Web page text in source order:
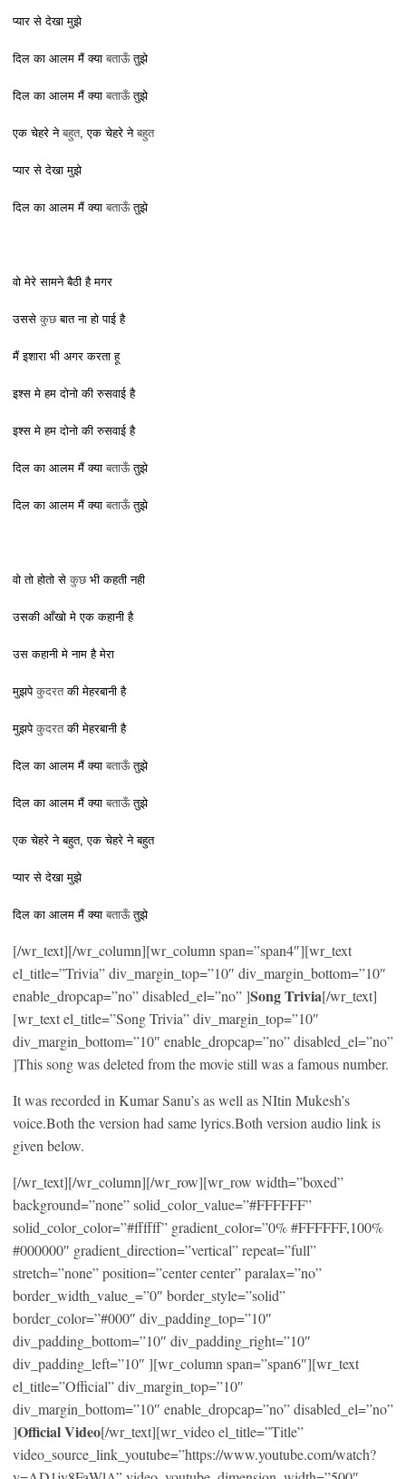
प्यार से देखा मुझे
दिल का आलम मैं क्या बताऊँतुझे
दिल का आलम मैं क्या बताऊँतुझे
एक चेहरे ने बहुत, एक चेहरे ने बहुत
प्यार से देखा मुझे
दिल का आलम मैं क्या बताऊँतुझे
वो मेरे सामने बैठी है मगर
उससे कुछबात ना हो पाई है
मैं इशारा भी अगर करता हू
इश्स मे हम दोनो की रुसवाई है
इश्स मे हम दोनो की रुसवाई है
दिल का आलम मैं क्या बताऊँतुझे
दिल का आलम मैं क्या बताऊँतुझे
वो तो होतो से कुछभी कहती नही
उसकी आँखो मे एक कहानी है
उस कहानी मे नाम है मेरा
मुझपे कुदरतकी मेहरबानी है
मुझपे कुदरतकी मेहरबानी है
दिल का आलम मैं क्या बताऊँतुझे
दिल का आलम मैं क्या बताऊँतुझे
एक चेहरे ने बहुत, एक चेहरे ने बहुत
प्यार से देखा मुझे
दिल का आलम मैं क्या बताऊँतुझे
[/wr_text][/wr_column][wr_column span=”span4″][wr_text
el_title=”Trivia” div_margin_top=”10″ div_margin_bottom=”10″
enable_dropcap=”no” disabled_el=”no” ]Song Trivia[/wr_text]
[wr_text el_title=”Song Trivia” div_margin_top=”10″
div_margin_bottom=”10″ enable_dropcap=”no” disabled_el=”no”
]This song was deleted from the movie still was a famous number.
It was recorded in Kumar Sanu’s as well as NItin Mukesh’s
voice.Both the version had same lyrics.Both version audio link is
given below.
[/wr_text][/wr_column][/wr_row][wr_row width=”boxed”
background=”none” solid_color_value=”#FFFFFF”
solid_color_color=”#ffffff” gradient_color=”0% #FFFFFF,100%
#000000″ gradient_direction=”vertical” repeat=”full”
stretch=”none” position=”center center” paralax=”no”
border_width_value_=”0″ border_style=”solid”
border_color=”#000″ div_padding_top=”10″
div_padding_bottom=”10″ div_padding_right=”10″
div_padding_left=”10″ ][wr_column span=”span6″][wr_text
el_title=”Official” div_margin_top=”10″
div_margin_bottom=”10″ enable_dropcap=”no” disabled_el=”no”
]Official Video[/wr_text][wr_video el_title=”Title”
video_source_link_youtube=”https://www.youtube.com/watch?